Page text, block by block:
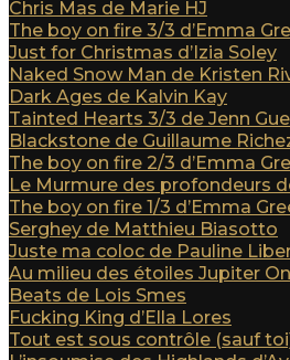
Chris Mas de Marie HJ
The boy on fire 3/3 d’Emma
Just for Christmas d’Izia Soley
Naked Snow Man de Kristen
Dark Ages de Kalvin Kay
Tainted Hearts 3/3 de Jenn
Blackstone de Guillaume
The boy on fire 2/3 d’Emma
Le Murmure des profondeurs
The boy on fire 1/3 d’Emma
Serghey de Matthieu Biasotto
Juste ma coloc de Pauline
Au milieu des étoiles Jupiter
Beats de Lois Smes
Fucking King d’Ella Lores
Tout est sous contrôle (sauf toi)